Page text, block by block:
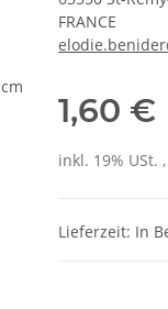
FRANCE
1,60 €
inkl. 19% USt.
Lieferzeit: In